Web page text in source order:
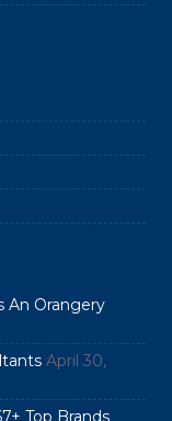
An Orangery
April 30,